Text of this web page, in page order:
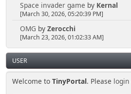
Space invader game by Kernal
[March 30, 2026, 05:20:39 PM]
OMG by Zerocchi
[March 23, 2026, 01:02:33 AM]
USER
Welcome toTinyPortal. Please login